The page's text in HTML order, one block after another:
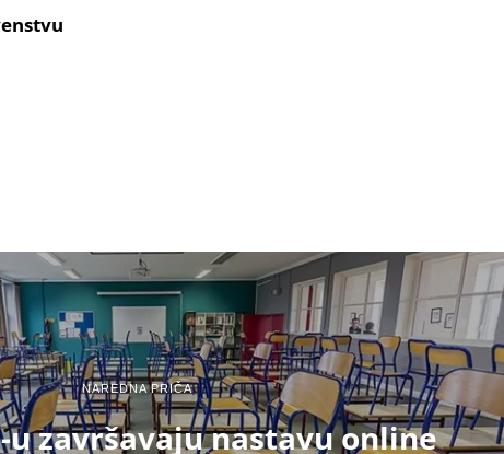
NAREDNA PRIČA
u završavaju nastavu online